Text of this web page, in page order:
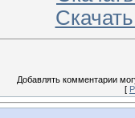
Добавлять комментарии
[